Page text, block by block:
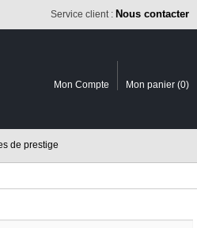
Service client : Nous contacter
Mon Compte Mon panier (0)
de prestige